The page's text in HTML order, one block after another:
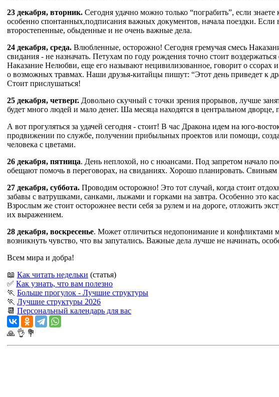
23 декабря, вторник. Сегодня удачно можно только “пограбить”, если
особенно спонтанных,подписания важных документов, начала поездки. Если
второстепенные, обыденные и не очень важные дела.
24 декабря, среда. Влюбленные, осторожно! Сегодня гремучая смесь
свидания - не назначать. Петухам по году рождения точно стоит
Наказание Нелюбви, еще его называют нецивилизованное, говорит о
о возможных травмах. Наши друзья-китайцы пишут: “Этот день приведет к
Стоит прислушаться!
25 декабря, четверг. Довольно скучный с точки зрения прорывов, лучше
будет много людей и мало денег. Ша месяца находятся в центральном
А вот прогуляться за удачей сегодня - стоит! В час Дракона идем на юго-
продвижении по службе, получении прибыльных проектов или помощи,
человека с цветами.
26 декабря, пятница. День неплохой, но с нюансами. Под запретом начало
обещают помочь в переговорах, на свиданиях. Хорошо планировать. Свиньям
27 декабря, суббота. Проводим осторожно! Это тот случай, когда стоит
забавы с ватрушками, санками, лыжами и горками на завтра. Особенно это
Взрослым же стоит осторожнее вести себя за рулем и на дороге, отложить
их выражением.
28 декабря, воскресенье. Может отличиться недопонимание и конфликтами
возникнуть чувство, что вы запутались. Важные дела лучше не начинать,
Всем мира и добра!
📖 Как читать недельки (статья)
✅ Как узнать, что вам полезно
🏃 Больше прогулок - Лучшие структуры
🏃 Лучшие структуры 2026
📆 Персональный календарь для вас
🙏 👌 💐